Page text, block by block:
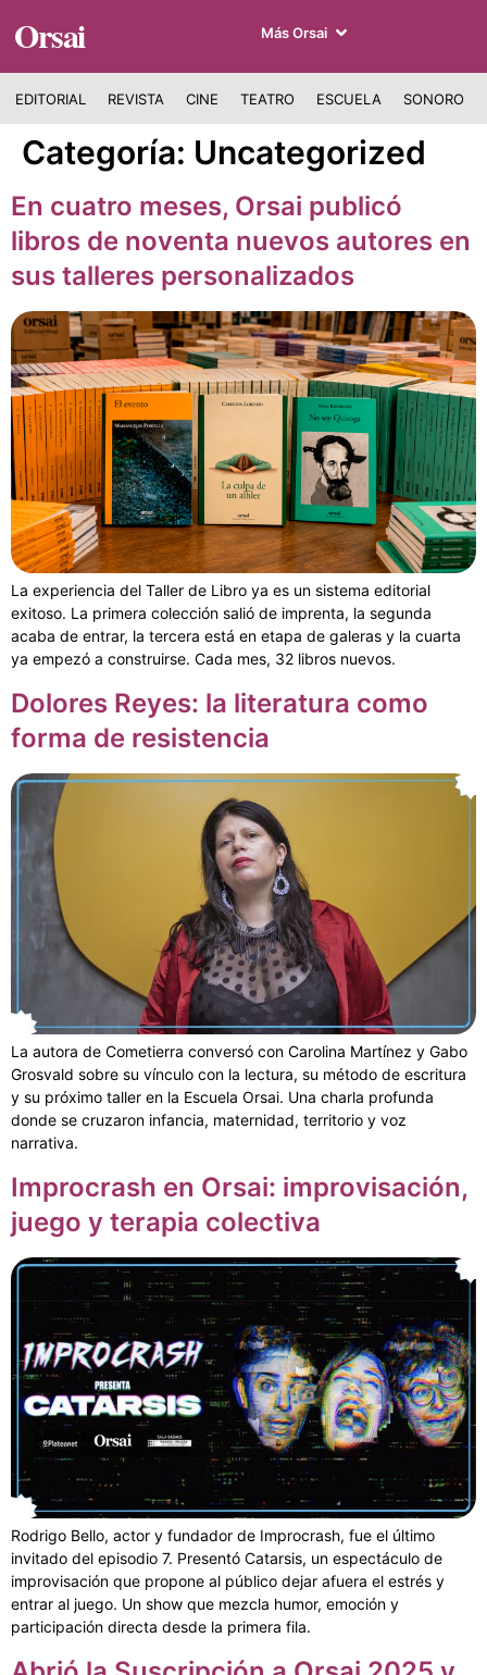
Orsai Más Orsai
EDITORIAL REVISTA CINE TEATRO ESCUELA SONORO
Categoría: Uncategorized
En cuatro meses, Orsai publicó
libros de noventa nuevos autores en
sus talleres personalizados
La experiencia del Taller de Libro ya es un sistema editorial
exitoso. La primera colección salió de imprenta, la segunda
acaba de entrar, la tercera está en etapa de galeras y la cuarta
ya empezó a construirse. Cada mes, 32 libros nuevos.
Dolores Reyes: la literatura como
forma de resistencia
La autora de Cometierra conversó con Carolina Martínez y Gabo
Grosvald sobre su vínculo con la lectura, su método de escritura
y su próximo taller en la Escuela Orsai. Una charla profunda
donde se cruzaron infancia, maternidad, territorio y voz
narrativa.
Improcrash en Orsai: improvisación,
juego y terapia colectiva
Rodrigo Bello, actor y fundador de Improcrash, fue el último
invitado del episodio 7. Presentó Catarsis, un espectáculo de
improvisación que propone al público dejar afuera el estrés y
entrar al juego. Un show que mezcla humor, emoción y
participación directa desde la primera fila.